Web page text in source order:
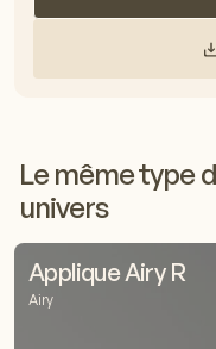
Le même type
univers
Applique Airy R
Airy